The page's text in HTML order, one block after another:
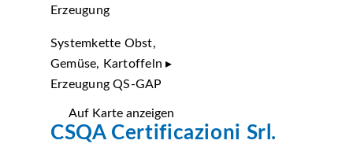
Erzeugung
Systemkette Obst,
Gemüse, Kartoffeln ▸
Erzeugung QS-GAP
Auf Karte anzeigen
CSQA Certificazioni Srl.